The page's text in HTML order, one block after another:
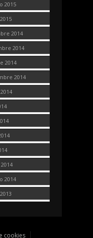
2015
2014
2014
2014
2014
2014
cookies